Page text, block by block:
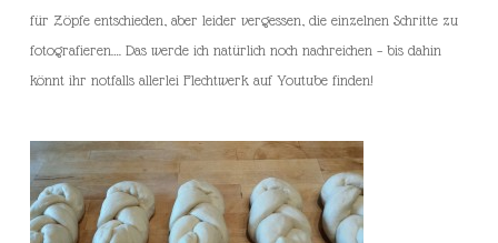
für Zöpfe entschieden, aber leider vergessen, die einzelnen Schritte zu
fotografieren…. Das werde ich natürlich noch nachreichen – bis dahin
könnt ihr notfalls allerlei Flechtwerk auf Youtube finden!